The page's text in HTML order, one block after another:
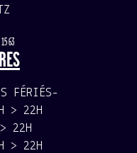
63
FÉRIÉS-
> 22H
22H
> 22H